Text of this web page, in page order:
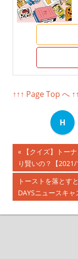
↑↑↑ Page Top へ
H
投
稿
ナ
ビ
前
の
記
【クイズ】トー
り賢いの？【2021/
次
の
事:
トーストを落とす
DAYSニュースキ